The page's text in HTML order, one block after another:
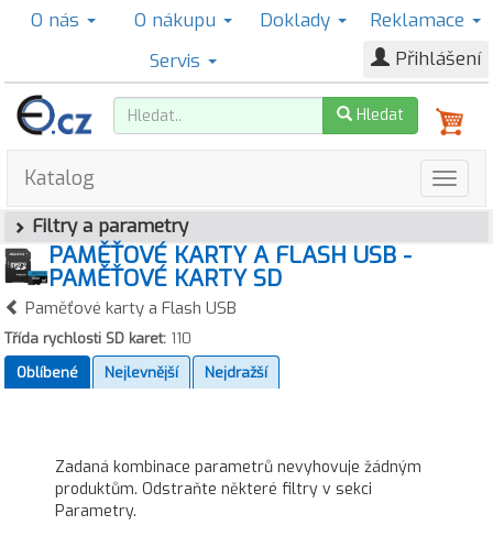
O nás O nákupu Doklady
Reklamace
Servis
Přihlášení
Hledat
Katalog
Filtry a parametry
PAMĚŤOVÉ KARTY A FLASH USB -
PAMĚŤOVÉ KARTY SD
Paměťové karty a Flash USB
Třída rychlosti SD karet: 110
Oblíbené
Nejlevnější Nejdražší
Zadaná kombinace parametrů nevyhovuje žádným
produktům. Odstraňte některé filtry v sekci
Parametry.